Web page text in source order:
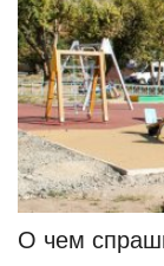
О чем